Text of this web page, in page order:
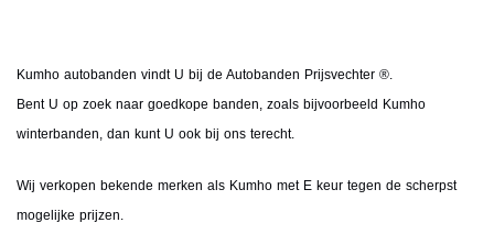
Kumho autobanden vindt U bij de Autobanden Prijsvechter ®.
Bent U op zoek naar goedkope banden, zoals bijvoorbeeld Kumho
winterbanden, dan kunt U ook bij ons terecht.
Wij verkopen bekende merken als Kumho met E keur tegen de scherpst
mogelijke prijzen.